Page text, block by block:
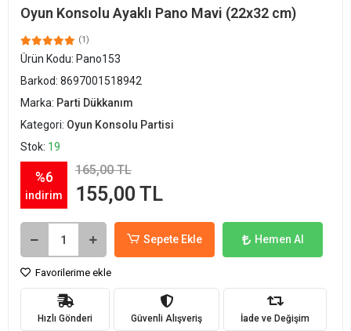
Oyun Konsolu Ayaklı Pano Mavi (22x32 cm)
(1)
Ürün Kodu: Pano153
Barkod: 8697001518942
Marka: Parti Dükkanım
Kategori: Oyun Konsolu Partisi
Stok: 19
%6
indirim
165,00 TL
155,00 TL
Sepete Ekle Hemen Al
Favorilerime ekle
Hızlı Gönderi Güvenli Alışveriş İade ve Değişim